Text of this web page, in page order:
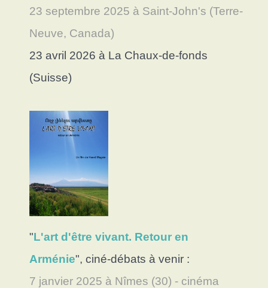
23 septembre 2025 à Saint-John's (Terre-
Neuve, Canada)
23 avril 2026 à La Chaux-de-fonds
(Suisse)
"L'art d'être vivant. Retour en
Arménie", ciné-débats à venir :
7 janvier 2025 à Nîmes (30) - cinéma